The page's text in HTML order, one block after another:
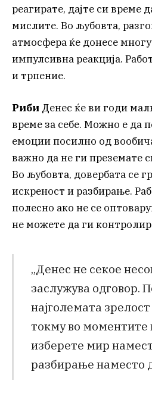
реагирате, дајте си време
мислите. Во љубовта,
атмосфера ќе донесе
импулсивна реакција.
и трпение.
Риби Денес ќе ви годи
време за себе. Можно е да
емоции посилно од
важно да не ги преземате
Во љубовта, довербата се
искреност и разбирање.
полесно ако не се
не можете да ги
„Денес не секое
заслужува одговор.
најголемата
токму во моментите
изберете мир
разбирање наместо